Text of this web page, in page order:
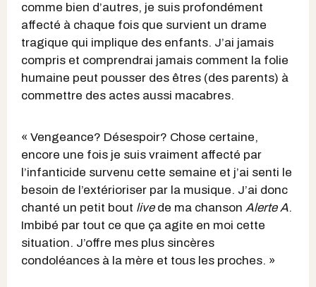
comme bien d’autres, je suis profondément
affecté à chaque fois que survient un drame
tragique qui implique des enfants. J’ai jamais
compris et comprendrai jamais comment la folie
humaine peut pousser des êtres (des parents) à
commettre des actes aussi macabres.
« Vengeance? Désespoir? Chose certaine,
encore une fois je suis vraiment affecté par
l’infanticide survenu cette semaine et j’ai senti le
besoin de l’extérioriser par la musique. J’ai donc
chanté un petit bout live de ma chanson Alerte A.
Imbibé par tout ce que ça agite en moi cette
situation. J’offre mes plus sincères
condoléances à la mère et tous les proches. »